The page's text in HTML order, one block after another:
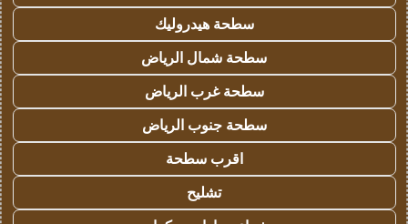
سطحة هيدروليك
سطحة شمال الرياض
سطحة غرب الرياض
سطحة جنوب الرياض
اقرب سطحة
تشليح